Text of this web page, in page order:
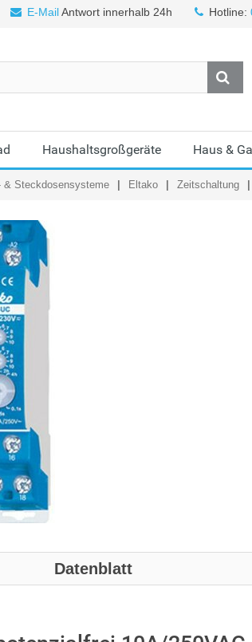
E-MailAntwort innerhalb 24h Hotline:
Haushaltsgroßgeräte Haus &
& Steckdosensysteme Eltako Zeitschaltung
Datenblatt